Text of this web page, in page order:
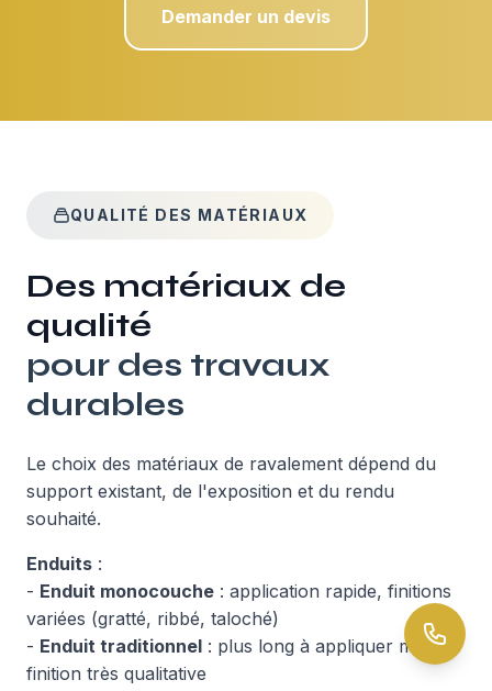
Demander un devis
QUALITÉ DES MATÉRIAUX
Des matériaux de
qualité
pour des travaux
durables
Le choix des matériaux de ravalement dépend du
support existant, de l'exposition et du rendu
souhaité.
Enduits :
- Enduit monocouche : application rapide, finitions
variées (gratté, ribbé, taloché)
- Enduit traditionnel : plus long à appliquer mais
finition très qualitative